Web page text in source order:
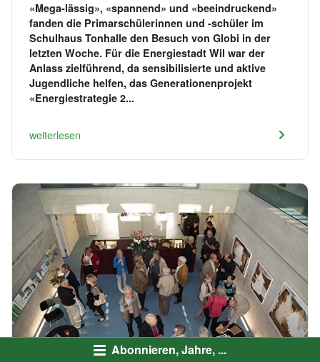
Abonnieren, Jahre, ...
«Mega-lässig», «spannend» und «beeindruckend»
fanden die Primarschülerinnen und -schüler im
Schulhaus Tonhalle den Besuch von Globi in der
letzten Woche. Für die Energiestadt Wil war der
Anlass zielführend, da sensibilisierte und aktive
Jugendliche helfen, das Generationenprojekt
«Energiestrategie 2...
weiterlesen